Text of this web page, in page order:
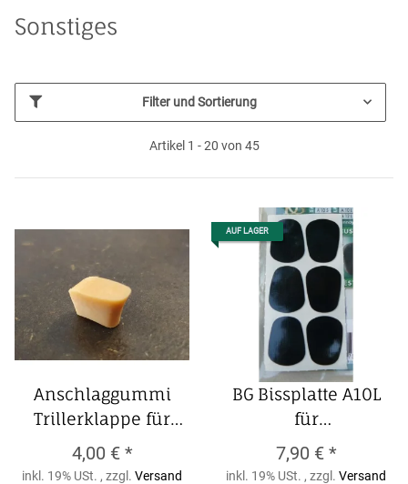
Sonstiges
Filter und Sortierung
Artikel 1 - 20 von 45
Anschlaggummi
Trillerklappe für
YAMAHA Querflöte
Anschlaggummi
4,00 € *
inkl. 19% USt. , zzgl. Versand
AUF LAGER
BG Bissplatte A10L
für
Klarinette/Saxophon
0,8mm groß schwarz
7,90 € *
inkl. 19% USt. , zzgl. Versand